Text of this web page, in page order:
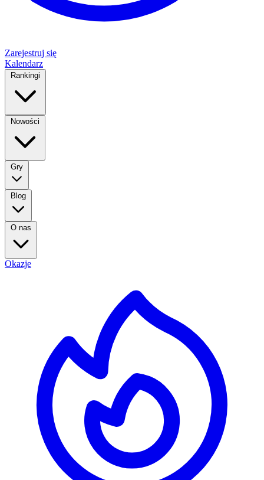
Zarejestruj się
Kalendarz
Rankingi
Nowości
Gry
Blog
O nas
Okazje